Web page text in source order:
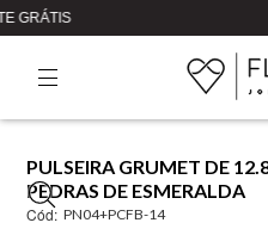
PULSEIRA GRUMET DE
PEDRAS DE ESMERALDA
Cód: PN04+PCFB-14